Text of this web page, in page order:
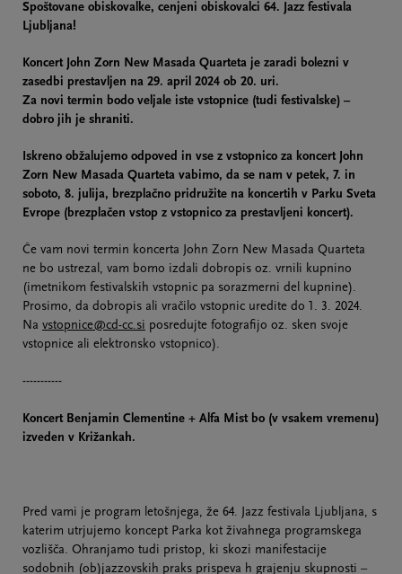
Spoštovane obiskovalke, cenjeni obiskovalci 64. Jazz festivala
Ljubljana!
Koncert John Zorn New Masada Quarteta je zaradi bolezni v
zasedbi prestavljen na 29. april 2024 ob 20. uri.
Za novi termin bodo veljale iste vstopnice (tudi festivalske) –
dobro jih je shraniti.
Iskreno obžalujemo odpoved in vse z vstopnico za koncert John
Zorn New Masada Quarteta vabimo, da se nam v petek, 7. in
soboto, 8. julija, brezplačno pridružite na koncertih v Parku Sveta
Evrope (brezplačen vstop z vstopnico za prestavljeni koncert).
Če vam novi termin koncerta John Zorn New Masada Quarteta
ne bo ustrezal, vam bomo izdali dobropis oz. vrnili kupnino
(imetnikom festivalskih vstopnic pa sorazmerni del kupnine).
Prosimo, da dobropis ali vračilo vstopnic uredite do 1. 3. 2024.
Na vstopnice@cd-cc.si posredujte fotografijo oz. sken svoje
vstopnice ali elektronsko vstopnico).
-----------
Koncert Benjamin Clementine + Alfa Mist bo (v vsakem vremenu)
izveden v Križankah.
Pred vami je program letošnjega, že 64. Jazz festivala Ljubljana, s
katerim utrjujemo koncept Parka kot živahnega programskega
vozlišča. Ohranjamo tudi pristop, ki skozi manifestacije
sodobnih (ob)jazzovskih praks prispeva h grajenju skupnosti –